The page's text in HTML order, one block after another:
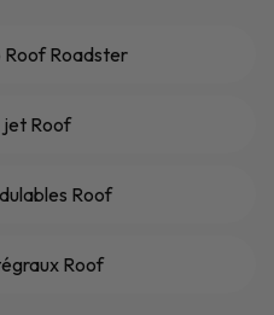
Roadster
jet Roof
Roof
Roof